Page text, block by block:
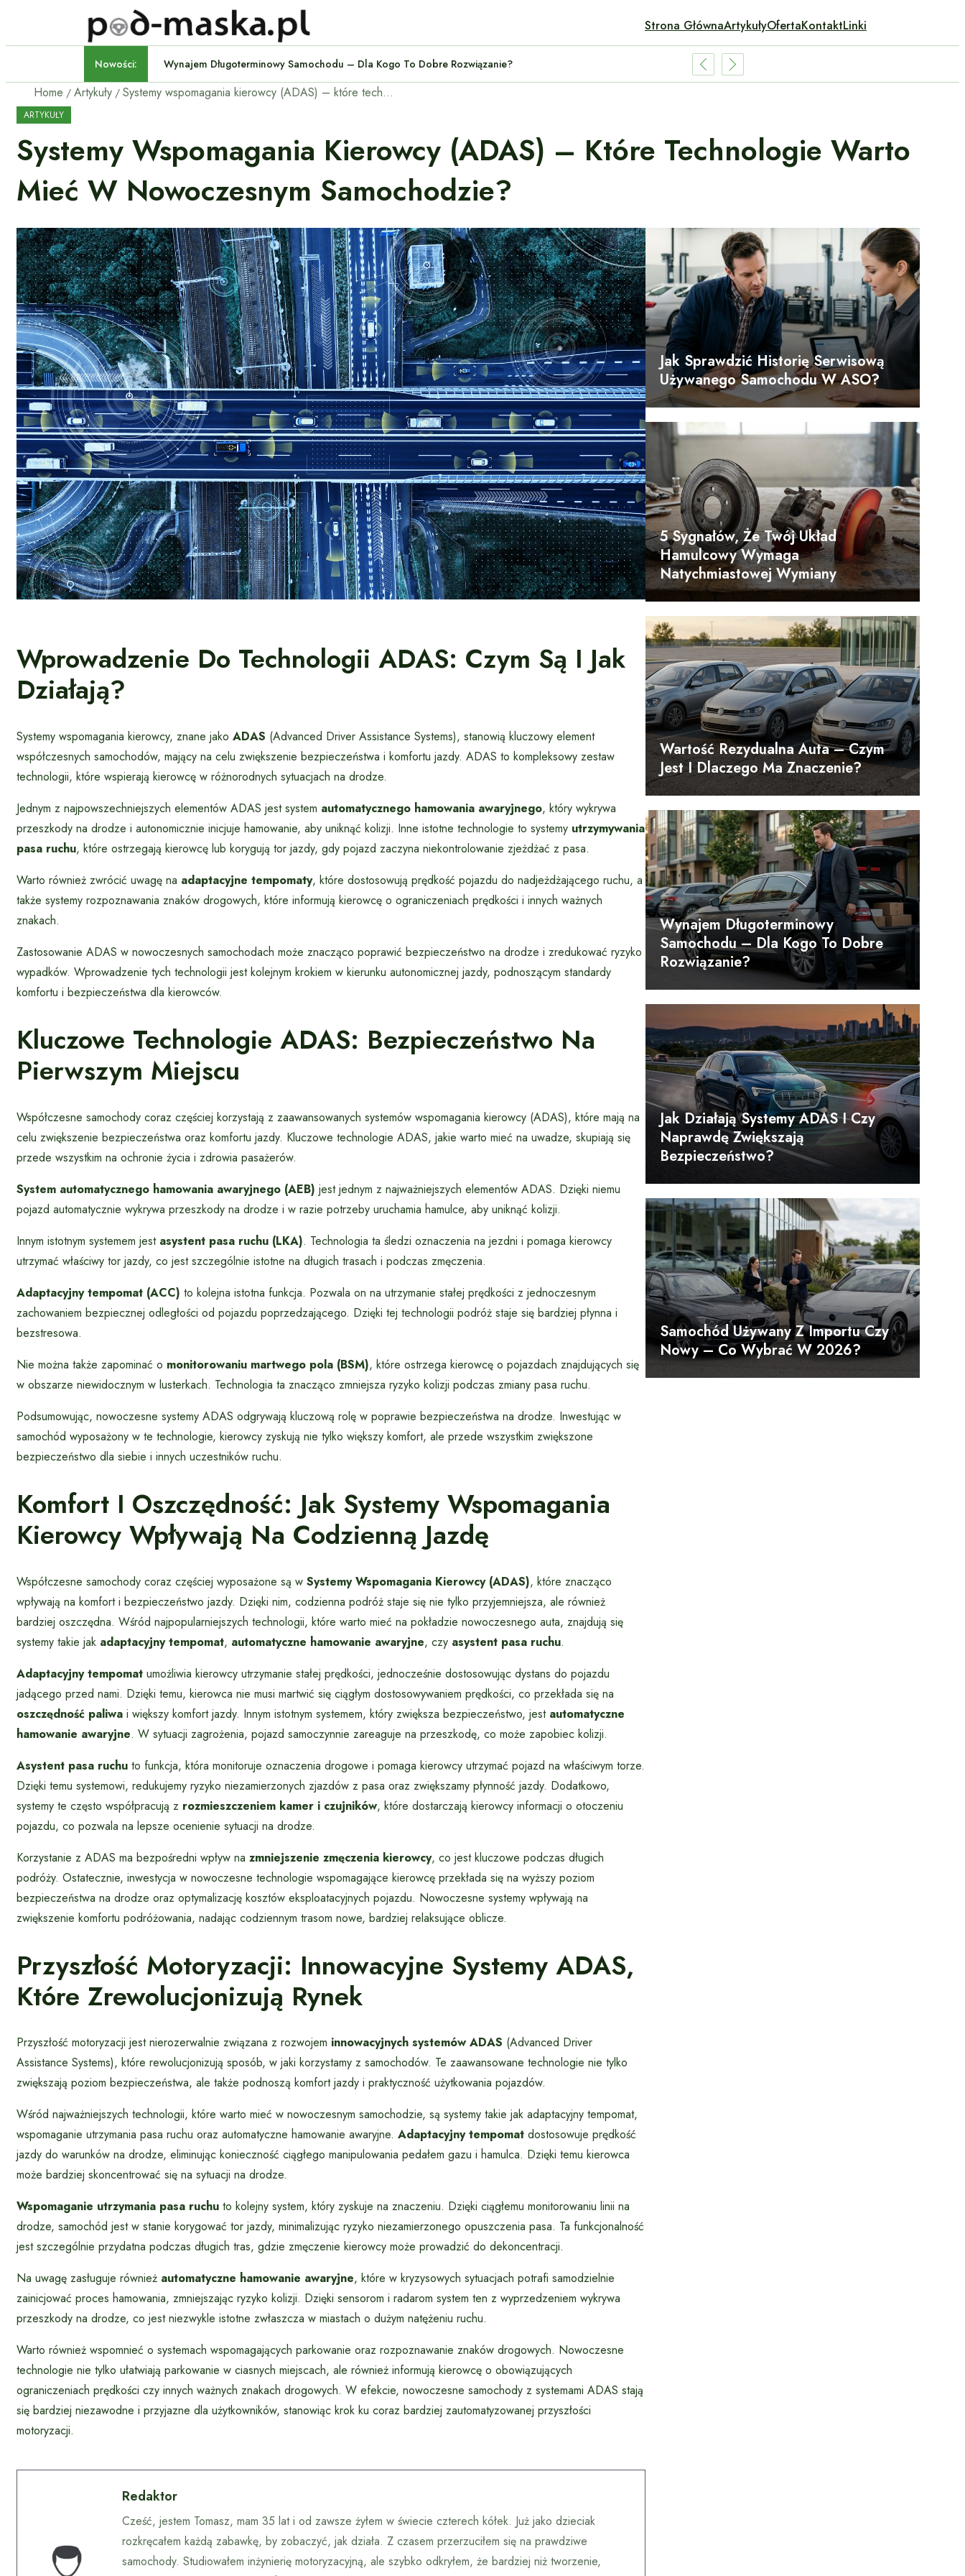
Strona GłównaArtykułyOfertaKontaktLinki
Nowości: Wynajem Długoterminowy Samochodu – Dla Kogo To Dobre Rozwiązanie?
Home Artykuły Systemy wspomagania kierowcy (ADAS) – które technologie warto mieć w nowoczesnym samochodzie?
ARTYKUŁY
Systemy Wspomagania Kierowcy (ADAS) – Które Technologie Warto
Mieć W Nowoczesnym Samochodzie?
Wprowadzenie Do Technologii ADAS: Czym Są I Jak
Działają?
Systemy wspomagania kierowcy, znane jako ADAS (Advanced Driver Assistance Systems), stanowią kluczowy element
współczesnych samochodów, mający na celu zwiększenie bezpieczeństwa i komfortu jazdy. ADAS to kompleksowy zestaw
technologii, które wspierają kierowcę w różnorodnych sytuacjach na drodze.
Jednym z najpowszechniejszych elementów ADAS jest system automatycznego hamowania awaryjnego, który wykrywa
przeszkody na drodze i autonomicznie inicjuje hamowanie, aby uniknąć kolizji. Inne istotne technologie to systemy utrzymywania
pasa ruchu, które ostrzegają kierowcę lub korygują tor jazdy, gdy pojazd zaczyna niekontrolowanie zjeżdżać z pasa.
Warto również zwrócić uwagę na adaptacyjne tempomaty, które dostosowują prędkość pojazdu do nadjeżdżającego ruchu, a
także systemy rozpoznawania znaków drogowych, które informują kierowcę o ograniczeniach prędkości i innych ważnych
znakach.
Zastosowanie ADAS w nowoczesnych samochodach może znacząco poprawić bezpieczeństwo na drodze i zredukować ryzyko
wypadków. Wprowadzenie tych technologii jest kolejnym krokiem w kierunku autonomicznej jazdy, podnoszącym standardy
komfortu i bezpieczeństwa dla kierowców.
Kluczowe Technologie ADAS: Bezpieczeństwo Na
Pierwszym Miejscu
Współczesne samochody coraz częściej korzystają z zaawansowanych systemów wspomagania kierowcy (ADAS), które mają na
celu zwiększenie bezpieczeństwa oraz komfortu jazdy. Kluczowe technologie ADAS, jakie warto mieć na uwadze, skupiają się
przede wszystkim na ochronie życia i zdrowia pasażerów.
System automatycznego hamowania awaryjnego (AEB) jest jednym z najważniejszych elementów ADAS. Dzięki niemu
pojazd automatycznie wykrywa przeszkody na drodze i w razie potrzeby uruchamia hamulce, aby uniknąć kolizji.
Innym istotnym systemem jest asystent pasa ruchu (LKA). Technologia ta śledzi oznaczenia na jezdni i pomaga kierowcy
utrzymać właściwy tor jazdy, co jest szczególnie istotne na długich trasach i podczas zmęczenia.
Adaptacyjny tempomat (ACC) to kolejna istotna funkcja. Pozwala on na utrzymanie stałej prędkości z jednoczesnym
zachowaniem bezpiecznej odległości od pojazdu poprzedzającego. Dzięki tej technologii podróż staje się bardziej płynna i
bezstresowa.
Nie można także zapominać o monitorowaniu martwego pola (BSM), które ostrzega kierowcę o pojazdach znajdujących się
w obszarze niewidocznym w lusterkach. Technologia ta znacząco zmniejsza ryzyko kolizji podczas zmiany pasa ruchu.
Podsumowując, nowoczesne systemy ADAS odgrywają kluczową rolę w poprawie bezpieczeństwa na drodze. Inwestując w
samochód wyposażony w te technologie, kierowcy zyskują nie tylko większy komfort, ale przede wszystkim zwiększone
bezpieczeństwo dla siebie i innych uczestników ruchu.
Komfort I Oszczędność: Jak Systemy Wspomagania
Kierowcy Wpływają Na Codzienną Jazdę
Współczesne samochody coraz częściej wyposażone są w Systemy Wspomagania Kierowcy (ADAS), które znacząco
wpływają na komfort i bezpieczeństwo jazdy. Dzięki nim, codzienna podróż staje się nie tylko przyjemniejsza, ale również
bardziej oszczędna. Wśród najpopularniejszych technologii, które warto mieć na pokładzie nowoczesnego auta, znajdują się
systemy takie jak adaptacyjny tempomat, automatyczne hamowanie awaryjne, czy asystent pasa ruchu.
Adaptacyjny tempomat umożliwia kierowcy utrzymanie stałej prędkości, jednocześnie dostosowując dystans do pojazdu
jadącego przed nami. Dzięki temu, kierowca nie musi martwić się ciągłym dostosowywaniem prędkości, co przekłada się na
oszczędność paliwa i większy komfort jazdy. Innym istotnym systemem, który zwiększa bezpieczeństwo, jest automatyczne
hamowanie awaryjne. W sytuacji zagrożenia, pojazd samoczynnie zareaguje na przeszkodę, co może zapobiec kolizji.
Asystent pasa ruchu to funkcja, która monitoruje oznaczenia drogowe i pomaga kierowcy utrzymać pojazd na właściwym torze.
Dzięki temu systemowi, redukujemy ryzyko niezamierzonych zjazdów z pasa oraz zwiększamy płynność jazdy. Dodatkowo,
systemy te często współpracują z rozmieszczeniem kamer i czujników, które dostarczają kierowcy informacji o otoczeniu
pojazdu, co pozwala na lepsze ocenienie sytuacji na drodze.
Korzystanie z ADAS ma bezpośredni wpływ na zmniejszenie zmęczenia kierowcy, co jest kluczowe podczas długich
podróży. Ostatecznie, inwestycja w nowoczesne technologie wspomagające kierowcę przekłada się na wyższy poziom
bezpieczeństwa na drodze oraz optymalizację kosztów eksploatacyjnych pojazdu. Nowoczesne systemy wpływają na
zwiększenie komfortu podróżowania, nadając codziennym trasom nowe, bardziej relaksujące oblicze.
Przyszłość Motoryzacji: Innowacyjne Systemy ADAS,
Które Zrewolucjonizują Rynek
Przyszłość motoryzacji jest nierozerwalnie związana z rozwojem innowacyjnych systemów ADAS (Advanced Driver
Assistance Systems), które rewolucjonizują sposób, w jaki korzystamy z samochodów. Te zaawansowane technologie nie tylko
zwiększają poziom bezpieczeństwa, ale także podnoszą komfort jazdy i praktyczność użytkowania pojazdów.
Wśród najważniejszych technologii, które warto mieć w nowoczesnym samochodzie, są systemy takie jak adaptacyjny tempomat,
wspomaganie utrzymania pasa ruchu oraz automatyczne hamowanie awaryjne. Adaptacyjny tempomat dostosowuje prędkość
jazdy do warunków na drodze, eliminując konieczność ciągłego manipulowania pedałem gazu i hamulca. Dzięki temu kierowca
może bardziej skoncentrować się na sytuacji na drodze.
Wspomaganie utrzymania pasa ruchu to kolejny system, który zyskuje na znaczeniu. Dzięki ciągłemu monitorowaniu linii na
drodze, samochód jest w stanie korygować tor jazdy, minimalizując ryzyko niezamierzonego opuszczenia pasa. Ta funkcjonalność
jest szczególnie przydatna podczas długich tras, gdzie zmęczenie kierowcy może prowadzić do dekoncentracji.
Na uwagę zasługuje również automatyczne hamowanie awaryjne, które w kryzysowych sytuacjach potrafi samodzielnie
zainicjować proces hamowania, zmniejszając ryzyko kolizji. Dzięki sensorom i radarom system ten z wyprzedzeniem wykrywa
przeszkody na drodze, co jest niezwykle istotne zwłaszcza w miastach o dużym natężeniu ruchu.
Warto również wspomnieć o systemach wspomagających parkowanie oraz rozpoznawanie znaków drogowych. Nowoczesne
technologie nie tylko ułatwiają parkowanie w ciasnych miejscach, ale również informują kierowcę o obowiązujących
ograniczeniach prędkości czy innych ważnych znakach drogowych. W efekcie, nowoczesne samochody z systemami ADAS stają
się bardziej niezawodne i przyjazne dla użytkowników, stanowiąc krok ku coraz bardziej zautomatyzowanej przyszłości
motoryzacji.
Redaktor
Cześć, jestem Tomasz, mam 35 lat i od zawsze żyłem w świecie czterech kółek. Już jako dzieciak
rozkręcałem każdą zabawkę, by zobaczyć, jak działa. Z czasem przerzuciłem się na prawdziwe
samochody. Studiowałem inżynierię motoryzacyjną, ale szybko odkryłem, że bardziej niż tworzenie,
Jak Sprawdzić Historię Serwisową
Używanego Samochodu W ASO?
5 Sygnałów, Że Twój Układ
Hamulcowy Wymaga
Natychmiastowej Wymiany
Wartość Rezydualna Auta – Czym
Jest I Dlaczego Ma Znaczenie?
Wynajem Długoterminowy
Samochodu – Dla Kogo To Dobre
Rozwiązanie?
Jak Działają Systemy ADAS I Czy
Naprawdę Zwiększają
Bezpieczeństwo?
Samochód Używany Z Importu Czy
Nowy – Co Wybrać W 2026?